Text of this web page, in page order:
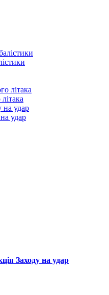
удар
Заходу на удар